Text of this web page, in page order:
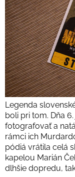
Legenda
boli pri tom. Dňa
fotografovať a
rámci ich
pódiá vrátila celá
kapelou Marián
dlhšie dopredu,